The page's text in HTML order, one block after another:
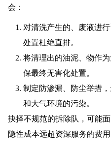
会：
对清洗产生的、废液进
处置杜绝直排。
将清理出的油泥、物作
保最终无害化处置。
制定防渗漏、防尘举措
和大气环境的污染。
抉择不规范的拆除队，可能
隐性成本远超资深服务的费用